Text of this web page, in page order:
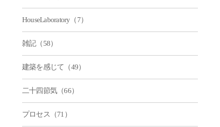
HouseLaboratory（7）
雑記（58）
建築を感じて（49）
二十四節気（66）
プロセス（71）